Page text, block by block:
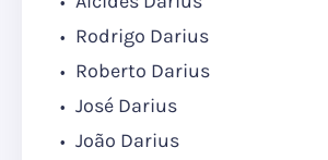
Rodrigo Darius
Roberto Darius
José Darius
João Darius